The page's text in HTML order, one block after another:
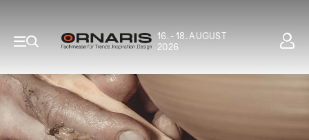
16. - 18. AUGUST
2026